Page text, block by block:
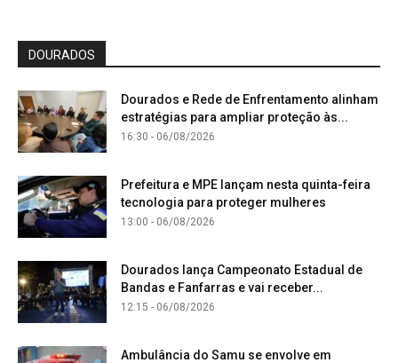
DOURADOS
Dourados e Rede de Enfrentamento alinham
estratégias para ampliar proteção às...
16:30 - 06/08/2026
Prefeitura e MPE lançam nesta quinta-feira
tecnologia para proteger mulheres
13:00 - 06/08/2026
Dourados lança Campeonato Estadual de
Bandas e Fanfarras e vai receber...
12:15 - 06/08/2026
Ambulância do Samu se envolve em